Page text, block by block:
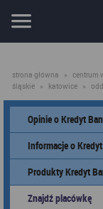
strona główna » centrum
śląskie » katowice »
Opinie o Kredyt
Informacje o
Produkty Kredyt
Znajdź placówkę